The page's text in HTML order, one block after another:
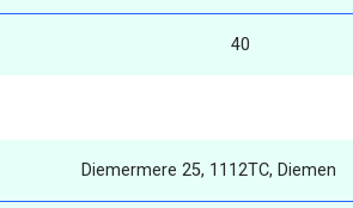
40
Diemermere 25, 1112TC, Diemen